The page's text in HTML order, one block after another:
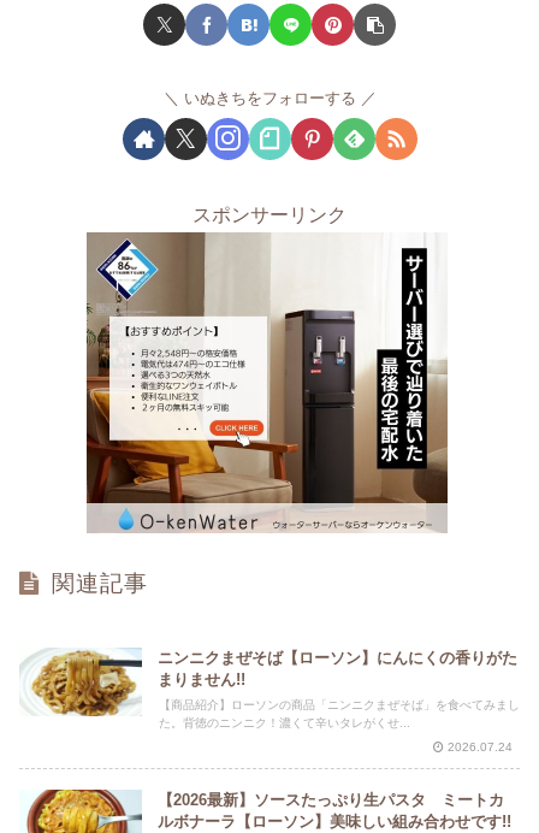
いぬきちをフォローする
スポンサーリンク
関連記事
ニンニクまぜそば【ローソン】にんにくの香りがた
まりません!!
【商品紹介】ローソンの商品「ニンニクまぜそば」を食べてみまし
た。背徳のニンニク！濃くて辛いタレがくせ...
2026.07.24
【2026最新】ソースたっぷり生パスタ ミートカ
ルボナーラ【ローソン】美味しい組み合わせです!!